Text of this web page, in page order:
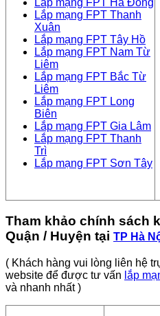
Lắp mạng FPT Hà Đông
Lắp mạng FPT Thanh
Xuân
Lắp mạng FPT Tây Hồ
Lắp mạng FPT Nam Từ
Liêm
Lắp mạng FPT Bắc Từ
Liêm
Lắp mạng FPT Long
Biên
Lắp mạng FPT Gia Lâm
Lắp mạng FPT Thanh
Trì
Lắp mạng FPT Sơn Tây
Tham khảo chính sách
Quận / Huyện tại TP Hà
( Khách hàng vui lòng liên hệ
website để được tư vấn lắp
và nhanh nhất )